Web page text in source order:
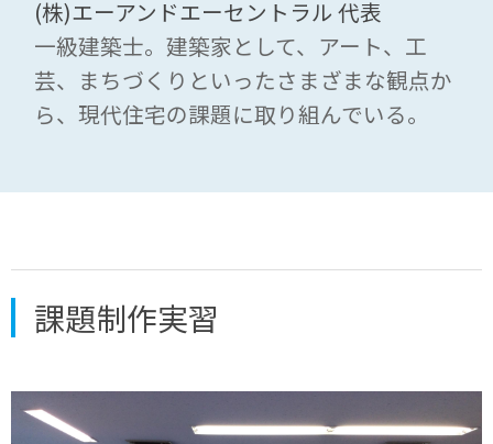
(株)エーアンドエーセントラル 代表
一級建築士。建築家として、アート、工
芸、まちづくりといったさまざまな観点か
ら、現代住宅の課題に取り組んでいる。
課題制作実習